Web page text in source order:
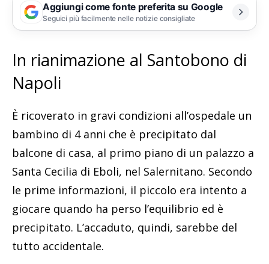
Aggiungi come fonte preferita su Google
Seguici più facilmente nelle notizie consigliate
In rianimazione al Santobono di
Napoli
È ricoverato in gravi condizioni all’ospedale un
bambino di 4 anni che è precipitato dal
balcone di casa, al primo piano di un palazzo a
Santa Cecilia di Eboli, nel Salernitano. Secondo
le prime informazioni, il piccolo era intento a
giocare quando ha perso l’equilibrio ed è
precipitato. L’accaduto, quindi, sarebbe del
tutto accidentale.